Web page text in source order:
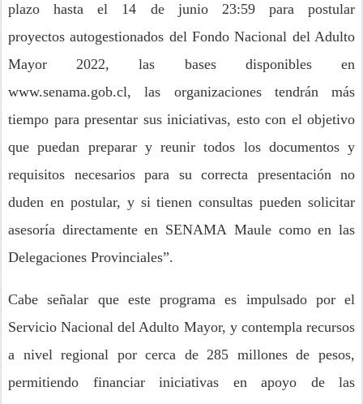
plazo hasta el 14 de junio 23:59 para postular
proyectosautogestionados del Fondo Nacional del Adulto
Mayor 2022, las bases disponibles en
www.senama.gob.cl, las organizaciones tendrán más
tiempo para presentar sus iniciativas, esto con el objetivo
que puedan preparar y reunir todos los documentos y
requisitos necesarios para su correcta presentación no
duden en postular, y si tienen consultas pueden solicitar
asesoría directamente en SENAMA Maulecomo en las
Delegaciones Provinciales”.
Cabe señalar que este programa es impulsado por el
Servicio Nacional del Adulto Mayor, y contempla recursos
a nivelregional por cerca de285 millones de pesos,
permitiendo financiar iniciativas en apoyo de las